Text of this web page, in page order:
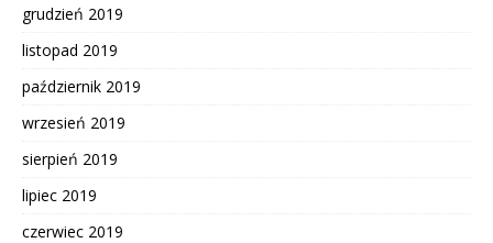
grudzień 2019
listopad 2019
październik 2019
wrzesień 2019
sierpień 2019
lipiec 2019
czerwiec 2019